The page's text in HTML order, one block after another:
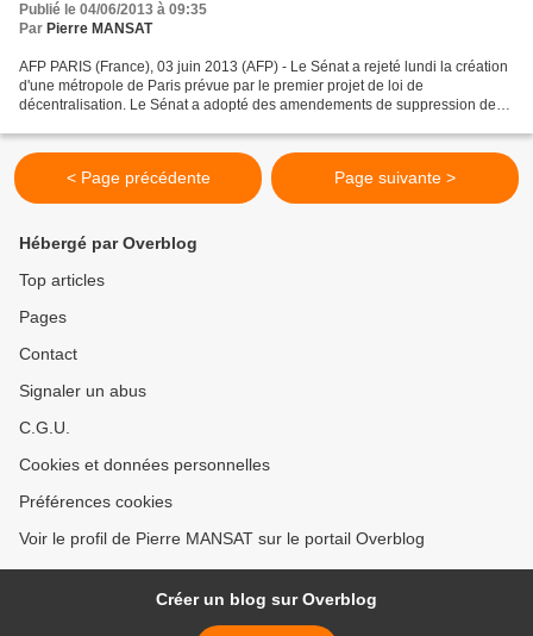
Publié le 04/06/2013 à 09:35
Par Pierre MANSAT
AFP PARIS (France), 03 juin 2013 (AFP) - Le Sénat a rejeté lundi la création
d'une métropole de Paris prévue par le premier projet de loi de
décentralisation. Le Sénat a adopté des amendements de suppression des
< Page précédente Page suivante >
Hébergé par Overblog
Top articles
Pages
Contact
Signaler un abus
C.G.U.
Cookies et données personnelles
Préférences cookies
Voir le profil de Pierre MANSAT sur le portail Overblog
Créer un blog sur Overblog